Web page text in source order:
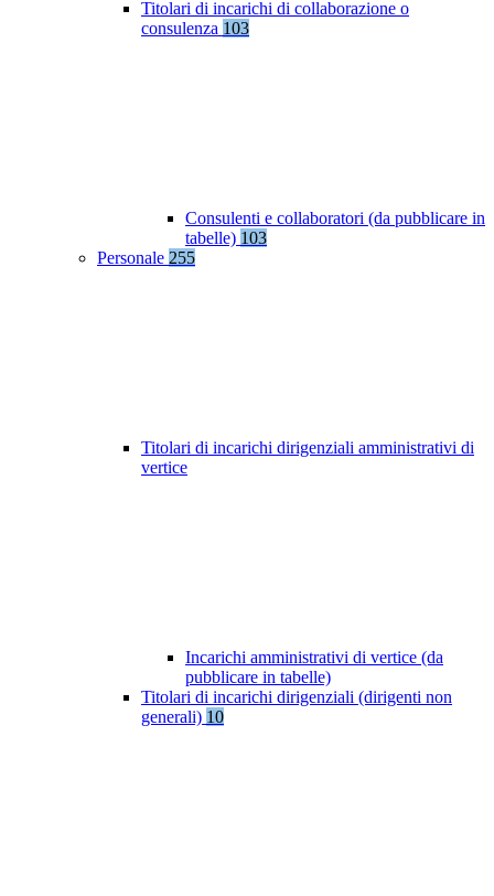
Titolari di incarichi di collaborazione o
consulenza 103
Consulenti e collaboratori (da pubblicare in
tabelle) 103
Personale 255
Titolari di incarichi dirigenziali amministrativi di
vertice
Incarichi amministrativi di vertice (da
pubblicare in tabelle)
Titolari di incarichi dirigenziali (dirigenti non
generali) 10